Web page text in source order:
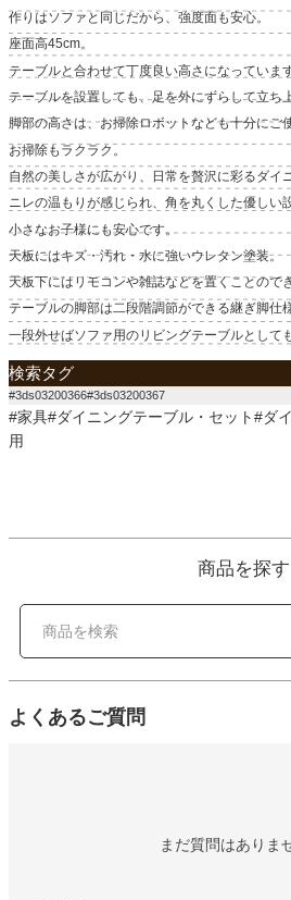
作りはソファと同じだから、強度面も安心。
座面高45cm。
テーブルと合わせて丁度良い高さになっています
テーブルを設置しても、足を外にずらして立ち
脚部の高さは、お掃除ロボットなども十分にご
お掃除もラクラク。
自然の美しさが広がり、日常を贅沢に彩るダイ
ニレの温もりが感じられ、角を丸くした優しい
小さなお子様にも安心です。
天板にはキズ・汚れ・水に強いウレタン塗装。
天板下にはリモコンや雑誌などを置くことので
テーブルの脚部は二段階調節ができる継ぎ脚仕様
一段外せばソファ用のリビングテーブルとして
検索タグ
#3ds03200366#3ds03200367
#家具#ダイニングテーブル・セット#ダ
用
商品を探す
よくあるご質問
まだ質問はありま